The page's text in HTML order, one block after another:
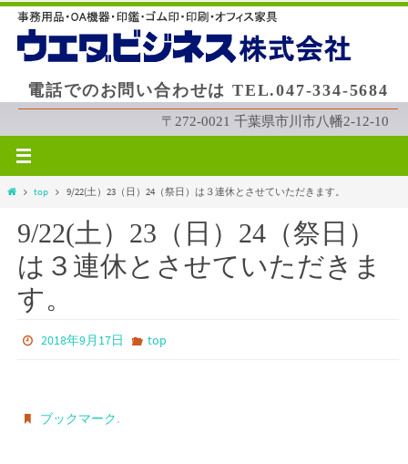
コ
ス
ッ
電話でのお問い合わせは TEL.047-334-5684
〒272-0021 千葉県市川市八幡2-12-10
ホ
ム
top 9/22(土）23（日）24（祭日）は３連休とさせていただきます。
9/22(土）23（日）24（祭日）
は３連休とさせていただきま
す。
2018年9月17日 top
ブックマーク.